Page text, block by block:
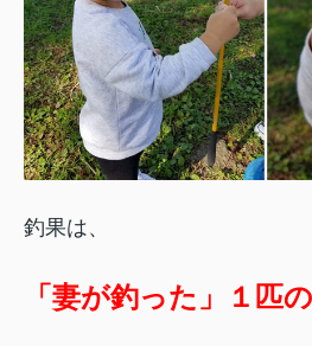
釣果は、
「妻が釣った」１匹